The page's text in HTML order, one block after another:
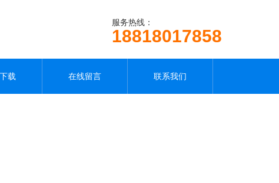
服务热线：
18818017858
载 在线留言 联系我们